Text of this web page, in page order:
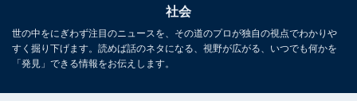
い、休業補償やマスクの配布などの政策に対する批判が
高まっています。こちらは「必要な批判」でしょう。な
ぜなら、多くの国民の「生きる権利」に関わる問題だか
私たちが納めてきた税金の使い途については遠慮なく意
社会
世の中をにぎわず注目のニュースを、その道のプロが独自の視点でわかりや
すく掘り下げます。読めば話のネタになる、視野が広がる、いつでも何かを
「発見」できる情報をお伝えします。